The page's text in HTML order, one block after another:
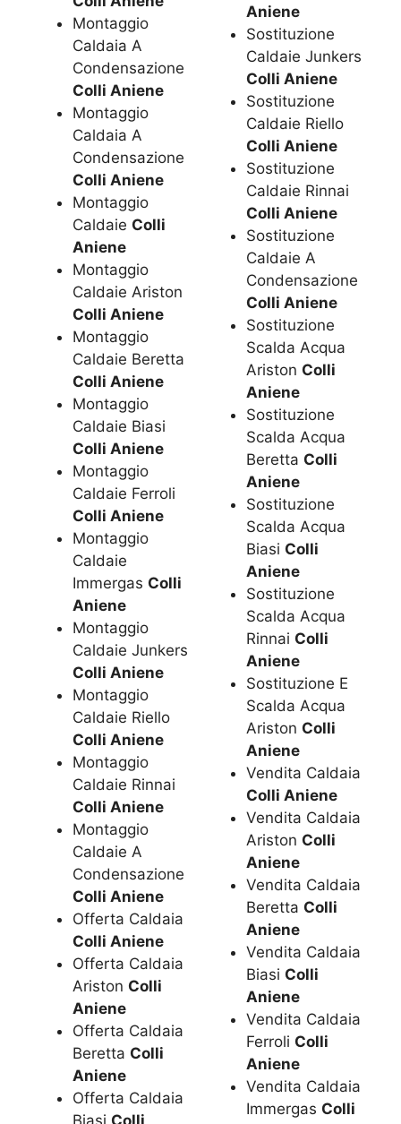
Montaggio
Caldaia A
Condensazione
Colli Aniene
Montaggio
Caldaia A
Condensazione
Colli Aniene
Montaggio
Caldaie Colli
Aniene
Montaggio
Caldaie Ariston
Colli Aniene
Montaggio
Caldaie Beretta
Colli Aniene
Montaggio
Caldaie Biasi
Colli Aniene
Montaggio
Caldaie Ferroli
Colli Aniene
Montaggio
Caldaie
Immergas Colli
Aniene
Montaggio
Caldaie Junkers
Colli Aniene
Montaggio
Caldaie Riello
Colli Aniene
Montaggio
Caldaie Rinnai
Colli Aniene
Montaggio
Caldaie A
Condensazione
Colli Aniene
Offerta Caldaia
Colli Aniene
Offerta Caldaia
Ariston Colli
Aniene
Offerta Caldaia
Beretta Colli
Aniene
Offerta Caldaia
Biasi Colli
Aniene
Sostituzione
Caldaie Junkers
Colli Aniene
Sostituzione
Caldaie Riello
Colli Aniene
Sostituzione
Caldaie Rinnai
Colli Aniene
Sostituzione
Caldaie A
Condensazione
Colli Aniene
Sostituzione
Scalda Acqua
Ariston Colli
Aniene
Sostituzione
Scalda Acqua
Beretta Colli
Aniene
Sostituzione
Scalda Acqua
Biasi Colli
Aniene
Sostituzione
Scalda Acqua
Rinnai Colli
Aniene
Sostituzione E
Scalda Acqua
Ariston Colli
Aniene
Vendita Caldaia
Colli Aniene
Vendita Caldaia
Ariston Colli
Aniene
Vendita Caldaia
Beretta Colli
Aniene
Vendita Caldaia
Biasi Colli
Aniene
Vendita Caldaia
Ferroli Colli
Aniene
Vendita Caldaia
Immergas Colli